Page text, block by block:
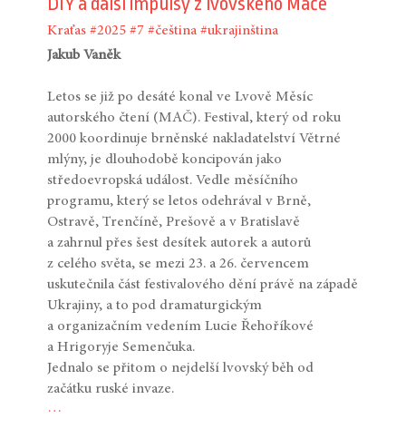
Kraťas #2025 #7 #čeština #ukrajinština
Jakub Vaněk
Letos se již po desáté konal ve Lvově Měsíc
autorského čtení (MAČ). Festival, který od roku
2000 koordinuje brněnské nakladatelství Větrné
mlýny, je dlouhodobě koncipován jako
středoevropská událost. Vedle měsíčního
programu, který se letos odehrával v Brně,
Ostravě, Trenčíně, Prešově a v Bratislavě
a zahrnul přes šest desítek autorek a autorů
z celého světa, se mezi 23. a 26. červencem
uskutečnila část festivalového dění právě na západě
Ukrajiny, a to pod dramaturgickým
a organizačním vedením Lucie Řehoříkové
a Hrigoryje Semenčuka.
Jednalo se přitom o nejdelší lvovský běh od
začátku ruské invaze.
…